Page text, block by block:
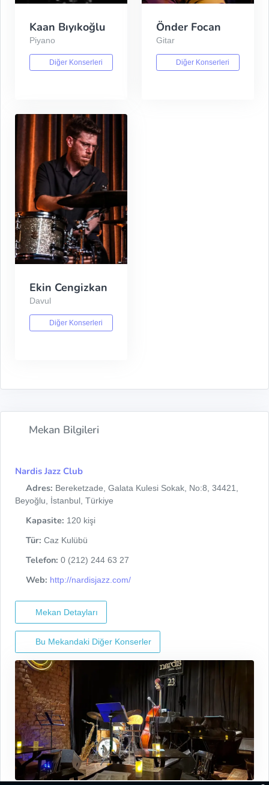
Kaan Bıyıkoğlu
Piyano
Diğer Konserleri
Önder Focan
Gitar
Diğer Konserleri
Ekin Cengizkan
Davul
Diğer Konserleri
Mekan Bilgileri
Nardis Jazz Club
Adres: Bereketzade, Galata Kulesi Sokak, No:8, 34421,
Beyoğlu, İstanbul, Türkiye
Kapasite: 120 kişi
Tür: Caz Kulübü
Telefon: 0 (212) 244 63 27
Web: http://nardisjazz.com/
Mekan Detayları
Bu Mekandaki Diğer Konserler